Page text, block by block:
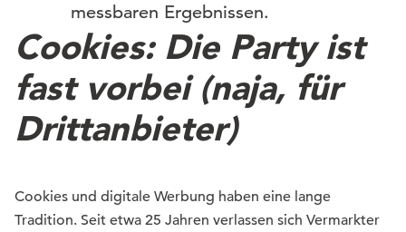
messbaren Ergebnissen.
Cookies: Die Party ist
fast vorbei (naja, für
Drittanbieter)
Cookies und digitale Werbung haben eine lange
Tradition. Seit etwa 25 Jahren verlassen sich Vermarkter